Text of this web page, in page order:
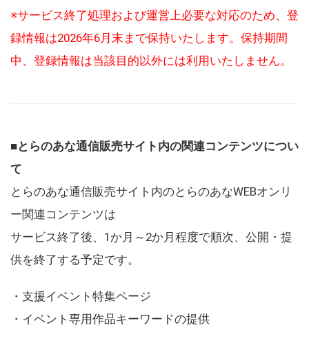
※サービス終了処理および運営上必要な対応のため、登
録情報は2026年6月末まで保持いたします。保持期間
中、登録情報は当該目的以外には利用いたしません。
■とらのあな通信販売サイト内の関連コンテンツについ
て
とらのあな通信販売サイト内のとらのあなWEBオンリ
ー関連コンテンツは
サービス終了後、1か月～2か月程度で順次、公開・提
供を終了する予定です。
・支援イベント特集ページ
・イベント専用作品キーワードの提供